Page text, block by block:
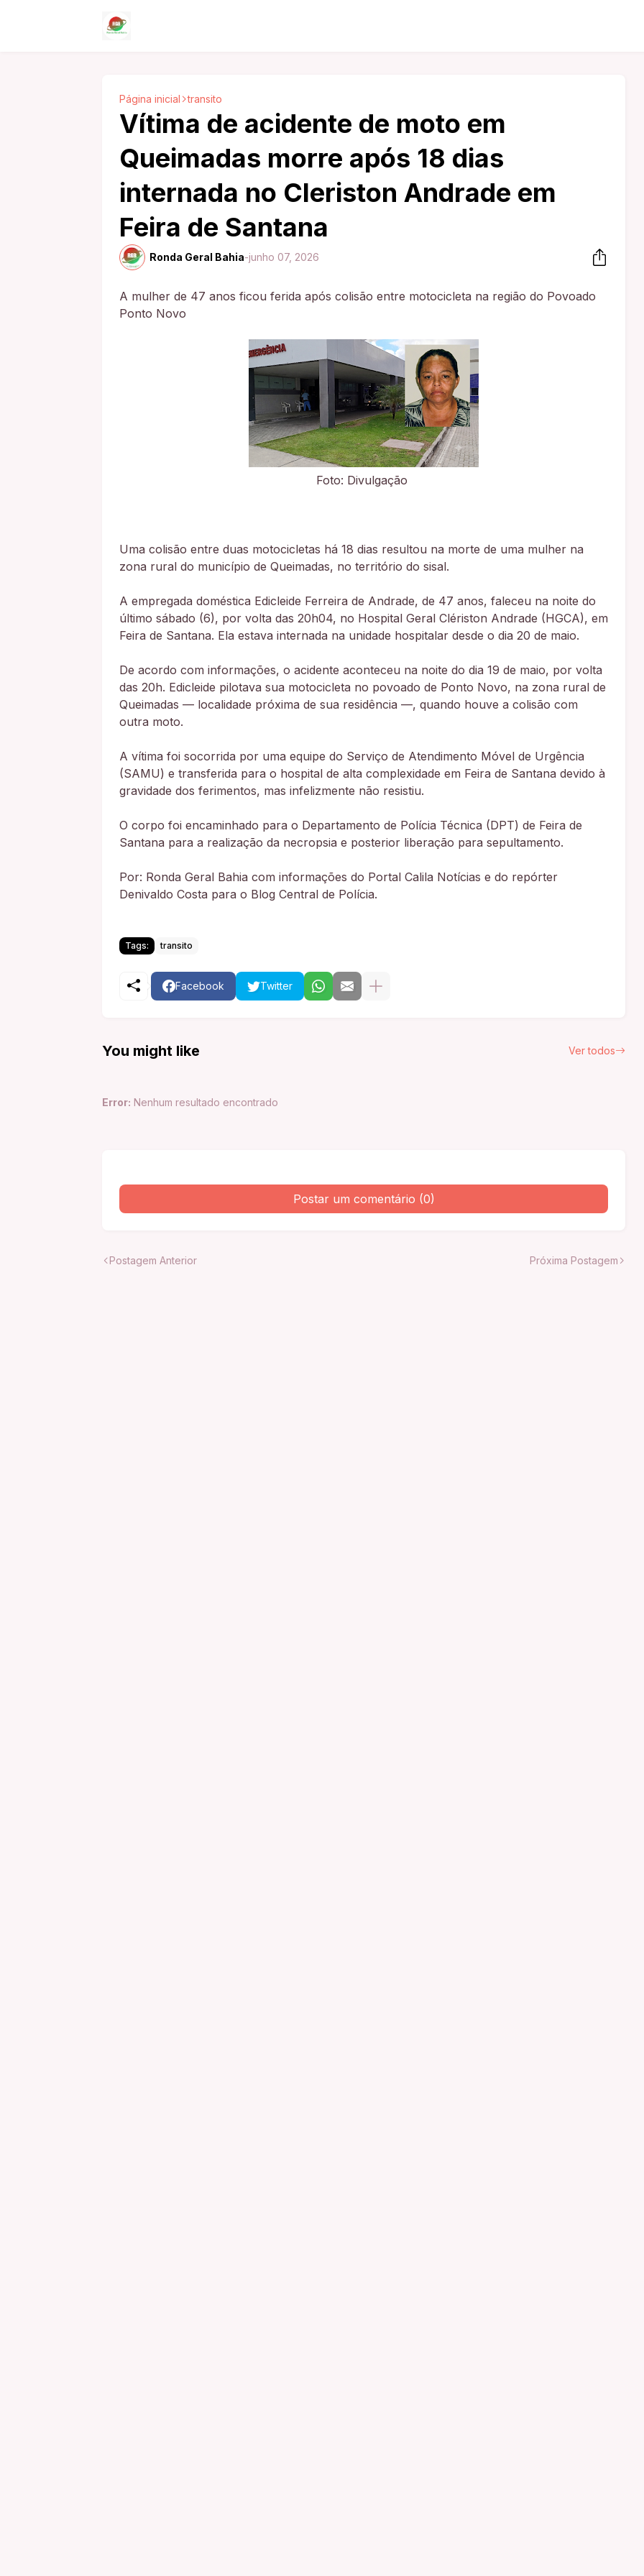
Página inicial transito
Vítima de acidente de moto em
Queimadas morre após 18 dias
internada no Cleriston Andrade em
Feira de Santana
Ronda Geral Bahia-junho 07, 2026
A mulher de 47 anos ficou ferida após colisão entre motocicleta na região do Povoado
Ponto Novo
Foto: Divulgação
Uma colisão entre duas motocicletas há 18 dias resultou na morte de uma mulher na
zona rural do município de Queimadas, no território do sisal.
A empregada doméstica Edicleide Ferreira de Andrade, de 47 anos, faleceu na noite do
último sábado (6), por volta das 20h04, no Hospital Geral Clériston Andrade (HGCA), em
Feira de Santana. Ela estava internada na unidade hospitalar desde o dia 20 de maio.
​De acordo com informações, o acidente aconteceu na noite do dia 19 de maio, por volta
das 20h. Edicleide pilotava sua motocicleta no povoado de Ponto Novo, na zona rural de
Queimadas — localidade próxima de sua residência —, quando houve a colisão com
outra moto.
​A vítima foi socorrida por uma equipe do Serviço de Atendimento Móvel de Urgência
(SAMU) e transferida para o hospital de alta complexidade em Feira de Santana devido à
gravidade dos ferimentos, mas infelizmente não resistiu.
O corpo foi encaminhado para o Departamento de Polícia Técnica (DPT) de Feira de
Santana para a realização da necropsia e posterior liberação para sepultamento.
Por: Ronda Geral Bahia com informações do Portal Calila Notícias e do repórter
Denivaldo Costa para o Blog Central de Polícia.
Tags: transito
Facebook Twitter
You might like Ver todos
Error: Nenhum resultado encontrado
Postar um comentário (0)
Postagem Anterior Próxima Postagem